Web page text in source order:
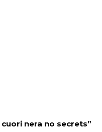
nera no secrets”